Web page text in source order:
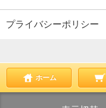
プライバシーポリシー
ホーム